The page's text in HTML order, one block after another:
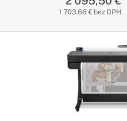
1 703,66 € bez DPH